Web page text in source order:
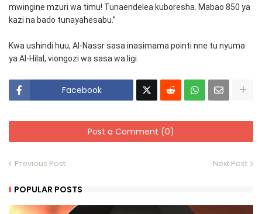
mwingine mzuri wa timu! Tunaendelea kuboresha. Mabao 850 ya
kazi na bado tunayahesabu.”
Kwa ushindi huu, Al-Nassr sasa inasimama pointi nne tu nyuma
ya Al-Hilal, viongozi wa sasa wa ligi.
Facebook
Post a Comment (0)
Previous Post Next Post
POPULAR POSTS